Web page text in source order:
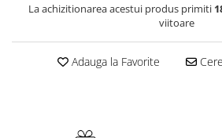
La achizitionarea acestui produs primiti
viitoare
Adauga la Favorite